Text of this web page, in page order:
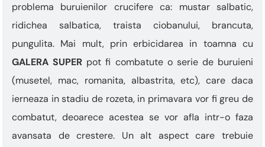
problema buruienilor crucifere ca: mustar salbatic,
ridichea salbatica, traista ciobanului, brancuta,
pungulita. Mai mult, prin erbicidarea in toamna cu
GALERA SUPER pot fi combatute o serie de buruieni
(musetel, mac, romanita, albastrita, etc), care daca
ierneaza in stadiu de rozeta, in primavara vor fi greu de
combatut, deoarece acestea se vor afla intr-o faza
avansata de crestere. Un alt aspect care trebuie